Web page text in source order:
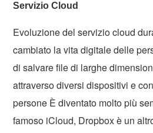
Servizio Cloud
Evoluzione del servizio cloud
cambiato la vita digitale delle
di salvare file di larghe
attraverso diversi dispositivi e
persone È diventato molto più
famoso iCloud, Dropbox è un